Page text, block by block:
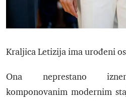
Kraljica Letizija ima urođeni
Ona neprestano
komponovanim modernim